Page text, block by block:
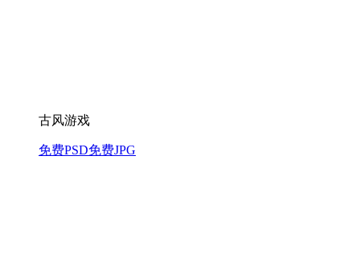
古风游戏
免费PSD免费JPG